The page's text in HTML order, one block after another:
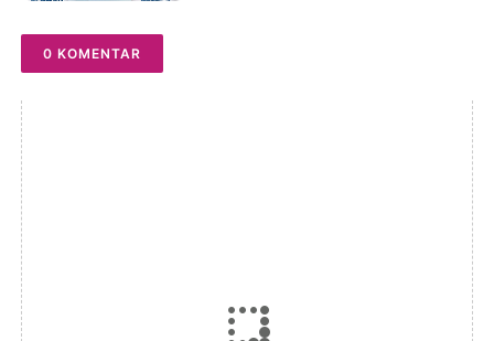
0 KOMENTAR